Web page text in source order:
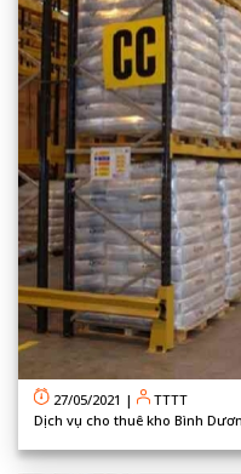
27/05/2021 |
TTTT
Dịch vụ cho thuê kho Bình